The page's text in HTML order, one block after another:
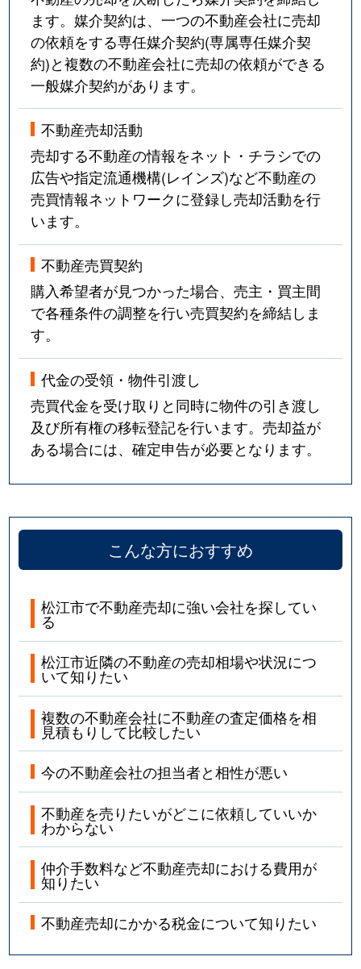
ます。媒介契約は、一つの不動産会社に売却
の依頼をする専任媒介契約(専属専任媒介契
約)と複数の不動産会社に売却の依頼ができる
一般媒介契約があります。
不動産売却活動
売却する不動産の情報をネット・チラシでの
広告や指定流通機構(レインズ)など不動産の
売買情報ネットワークに登録し売却活動を行
います。
不動産売買契約
購入希望者が見つかった場合、売主・買主間
で各種条件の調整を行い売買契約を締結しま
す。
代金の受領・物件引渡し
売買代金を受け取りと同時に物件の引き渡し
及び所有権の移転登記を行います。売却益が
ある場合には、確定申告が必要となります。
こんな方におすすめ
松江市で不動産売却に強い会社を探してい
る
松江市近隣の不動産の売却相場や状況につ
いて知りたい
複数の不動産会社に不動産の査定価格を相
見積もりして比較したい
今の不動産会社の担当者と相性が悪い
不動産を売りたいがどこに依頼していいか
わからない
仲介手数料など不動産売却における費用が
知りたい
不動産売却にかかる税金について知りたい